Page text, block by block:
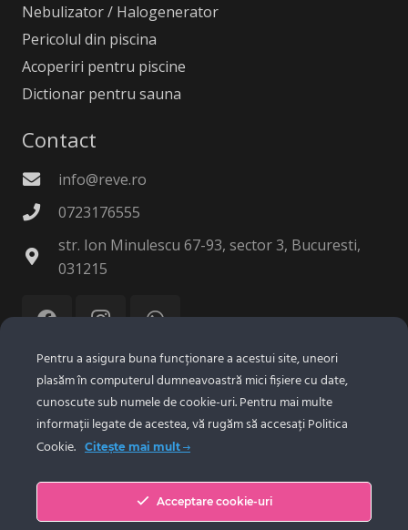
Nebulizator / Halogenerator
Pericolul din piscina
Acoperiri pentru piscine
Dictionar pentru sauna
Contact
info@reve.ro
0723176555
str. Ion Minulescu 67-93, sector 3, Bucuresti,
031215
© 2025 Reve Tehnologie SRL.Confidentialitate
Politica Cookie
Portofoliu
Pentru a asigura buna funcționare a acestui site, uneori
plasăm în computerul dumneavoastră mici fișiere cu date,
cunoscute sub numele de cookie-uri. Pentru mai multe
informații legate de acestea, vă rugăm să accesați Politica
Cookie.
Citește mai mult
Acceptare cookie-uri